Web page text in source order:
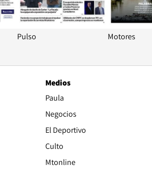
Pulso Motores
Medios
Paula
Negocios
El Deportivo
Culto
Mtonline